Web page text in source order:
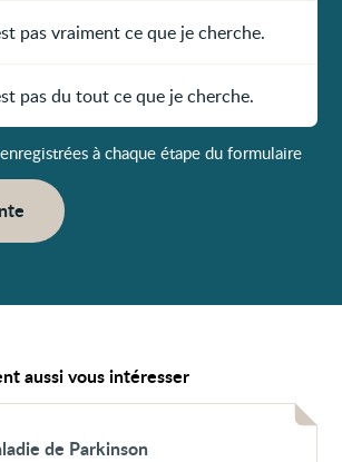
pas vraiment ce que je cherche.
pas du tout ce que je cherche.
à chaque étape du formulaire
aussi vous intéresser
de Parkinson